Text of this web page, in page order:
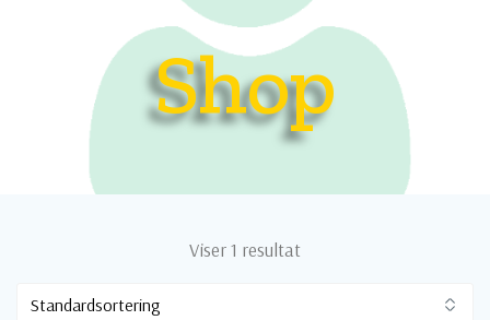
Shop
Viser 1 resultat